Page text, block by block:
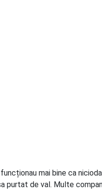
mai bine ca
purtat de val. Multe